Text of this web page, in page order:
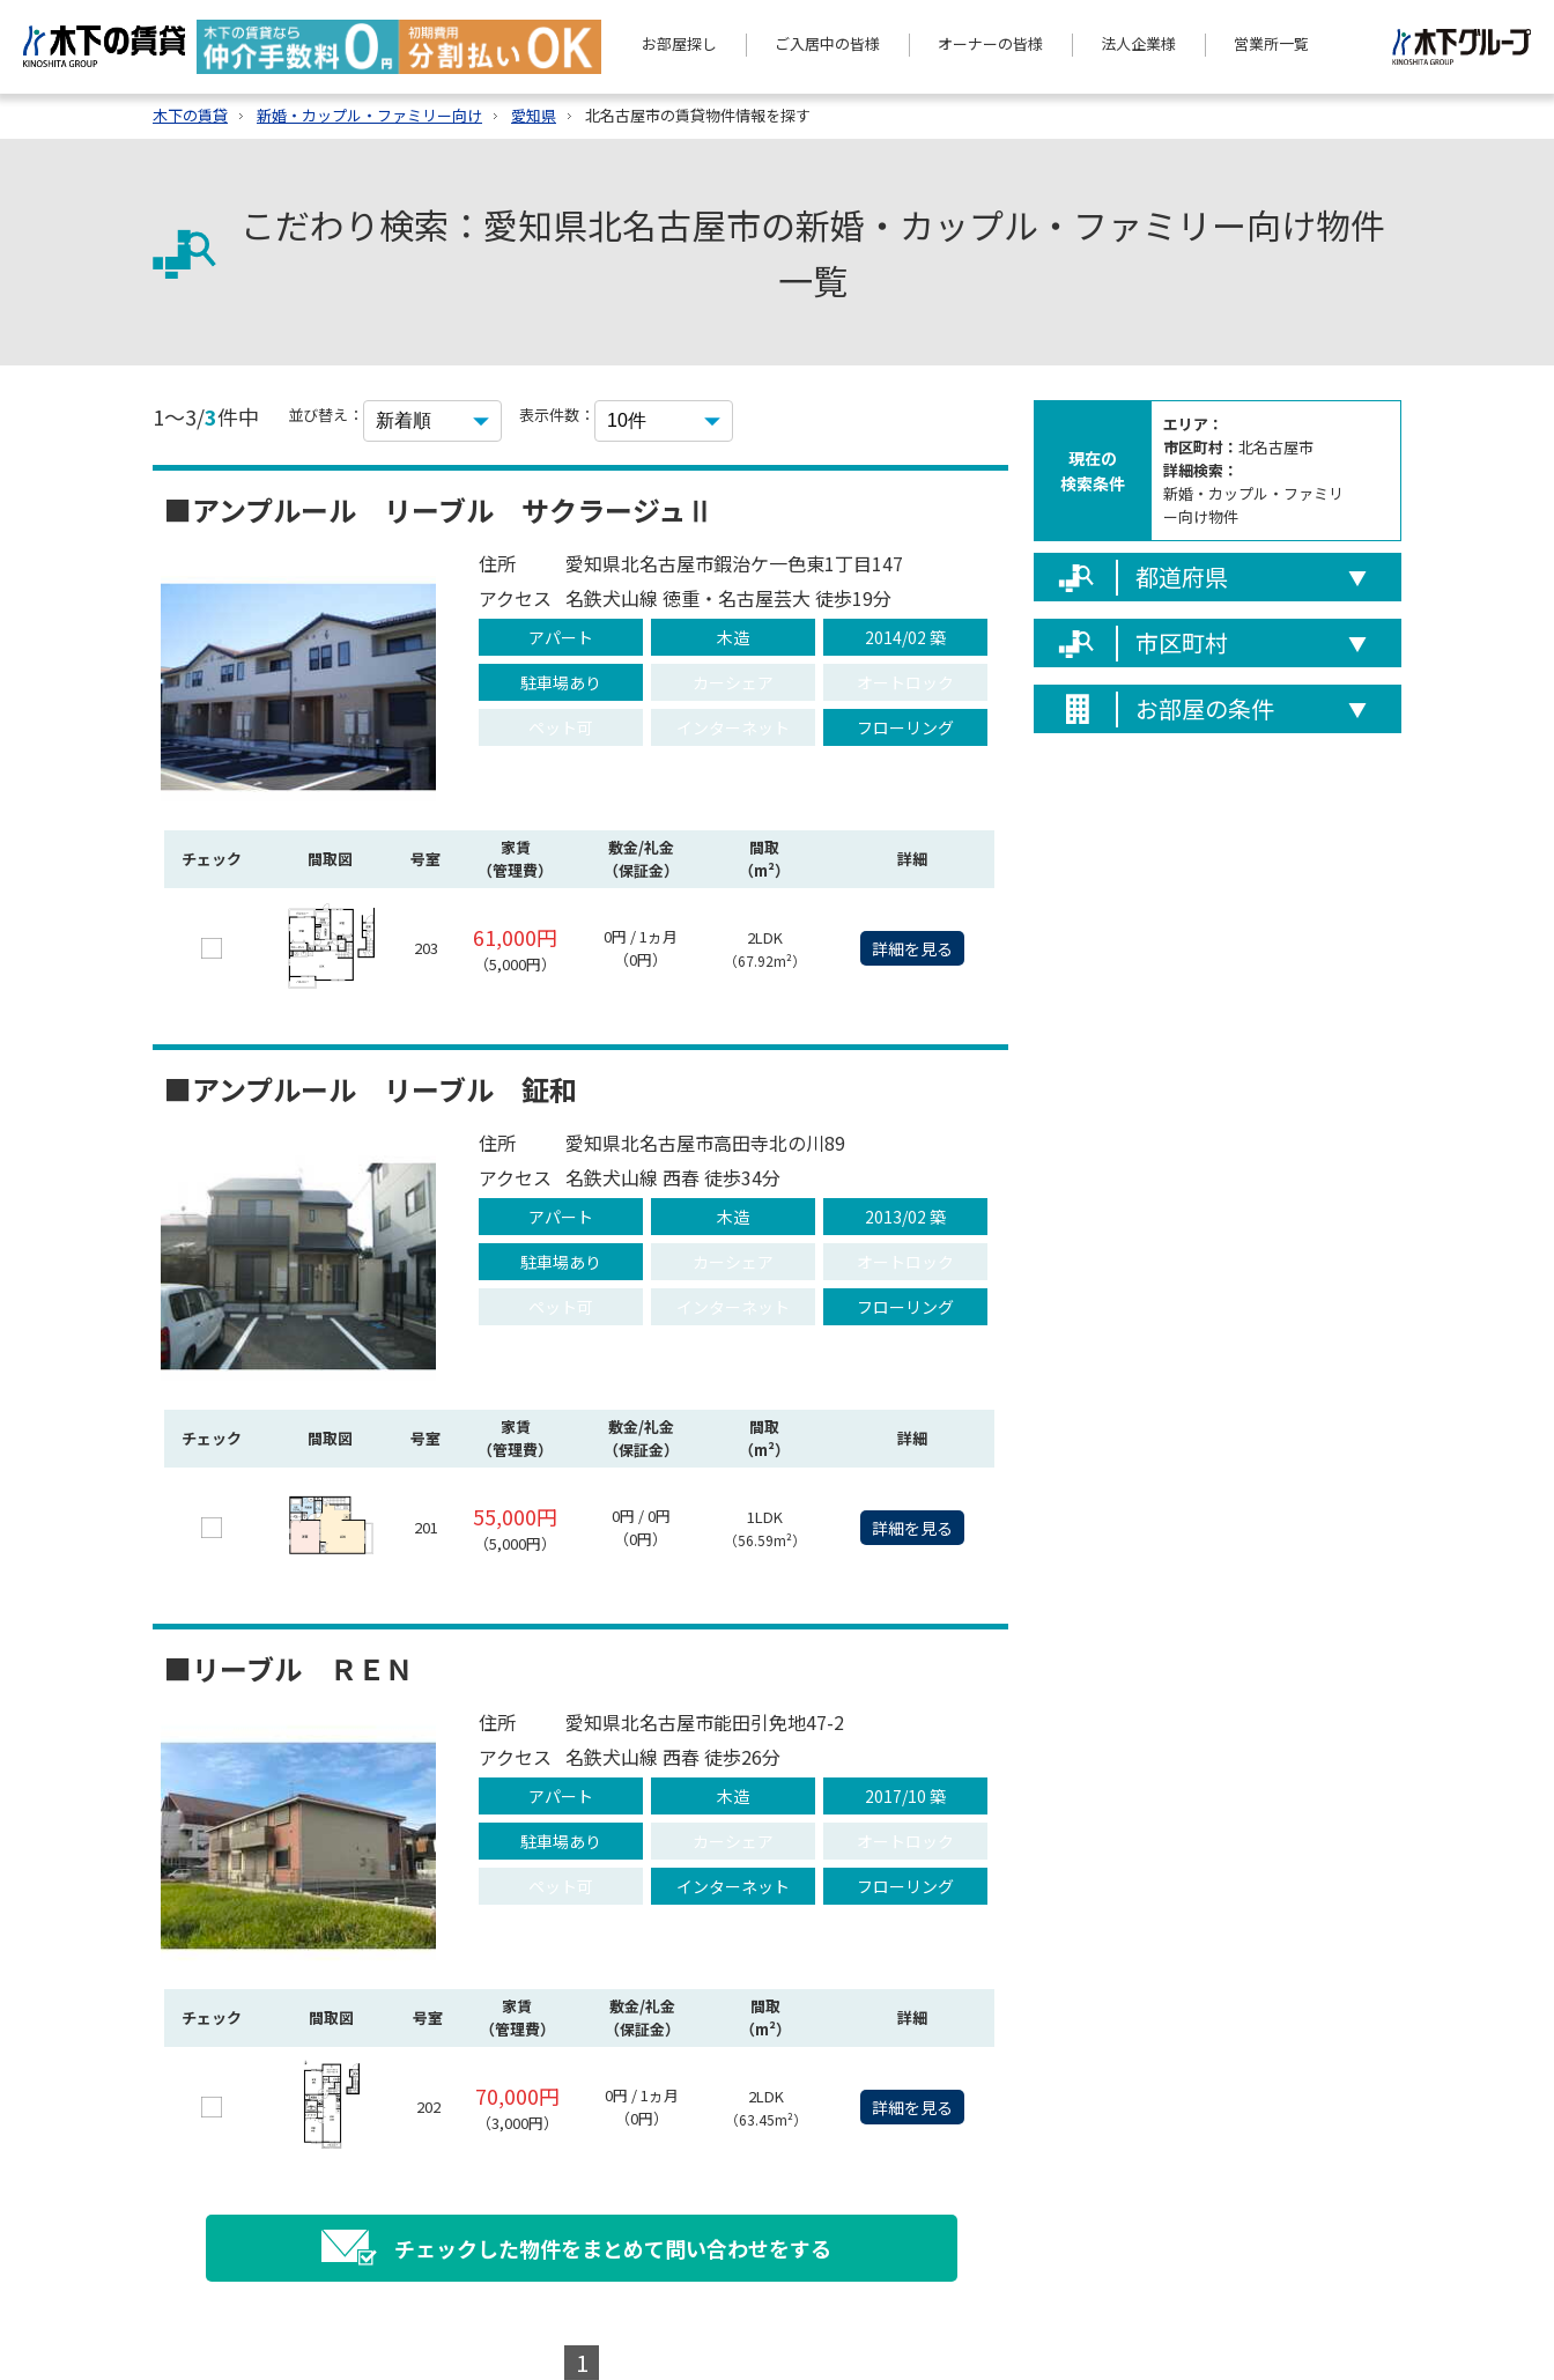
お部屋探し ご入居中の皆様 オーナーの皆様 法人企業様 営業所一覧
木下の賃貸 新婚・カップル・ファミリー向け 愛知県 北名古屋市の賃貸物件情報を探す
こだわり検索：愛知県北名古屋市の新婚・カップル・ファミリー向け物件
一覧
1～3/3件中 並び替え： 表示件数：
■アンプルール リーブル サクラージュⅡ
住所
愛知県北名古屋市鍜治ケ一色東1丁目147
アクセス 名鉄犬山線 徳重・名古屋芸大 徒歩19分
アパート 木造
2014/02 築
駐車場あり
カーシェア
オートロック
ペット可
インターネット フローリング
チェック 間取図 号室
家賃
（管理費）
敷金/礼金
（保証金）
間取
（m²）
詳細
203 61,000円
（5,000円）
0円 / 1ヵ月
（0円）
2LDK
（67.92m²）
詳細を見る
■アンプルール リーブル 鉦和
住所
愛知県北名古屋市高田寺北の川89
アクセス 名鉄犬山線 西春 徒歩34分
アパート 木造
2013/02 築
駐車場あり
カーシェア
オートロック
ペット可
インターネット フローリング
チェック 間取図 号室
家賃
（管理費）
敷金/礼金
（保証金）
間取
（m²）
詳細
201 55,000円
（5,000円）
0円 / 0円
（0円）
1LDK
（56.59m²）
詳細を見る
■リーブル ＲＥＮ
住所
愛知県北名古屋市能田引免地47-2
アクセス 名鉄犬山線 西春 徒歩26分
アパート 木造
2017/10 築
駐車場あり
カーシェア
オートロック
ペット可
インターネット フローリング
チェック 間取図 号室
家賃
（管理費）
敷金/礼金
（保証金）
間取
（m²）
詳細
202 70,000円
（3,000円）
0円 / 1ヵ月
（0円）
2LDK
（63.45m²）
詳細を見る
チェックした物件をまとめて問い合わせをする
1
現在の
検索条件
エリア：
市区町村： 北名古屋市
詳細検索：
新婚・カップル・ファミリ
ー向け物件
都道府県 ▼
市区町村 ▼
お部屋の条件 ▼